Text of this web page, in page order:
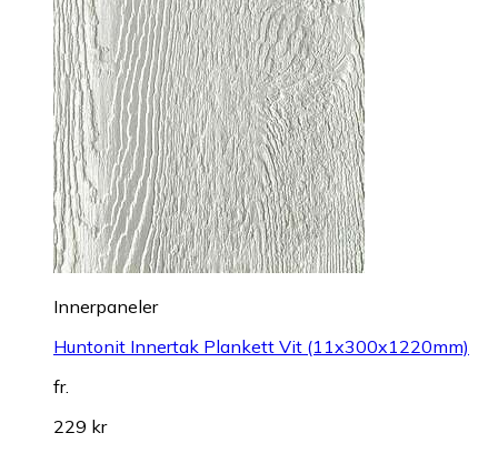
Innerpaneler
Huntonit Innertak Plankett Vit (11x300x1220mm)
fr.
229 kr